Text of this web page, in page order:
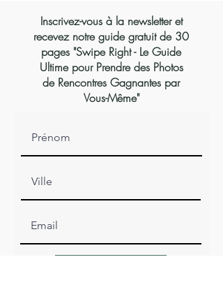
Inscrivez-vous à la newsletter et
recevez notre guide gratuit de 30
pages "Swipe Right - Le Guide
Ultime pour Prendre des Photos
de Rencontres Gagnantes par
Vous-Même"